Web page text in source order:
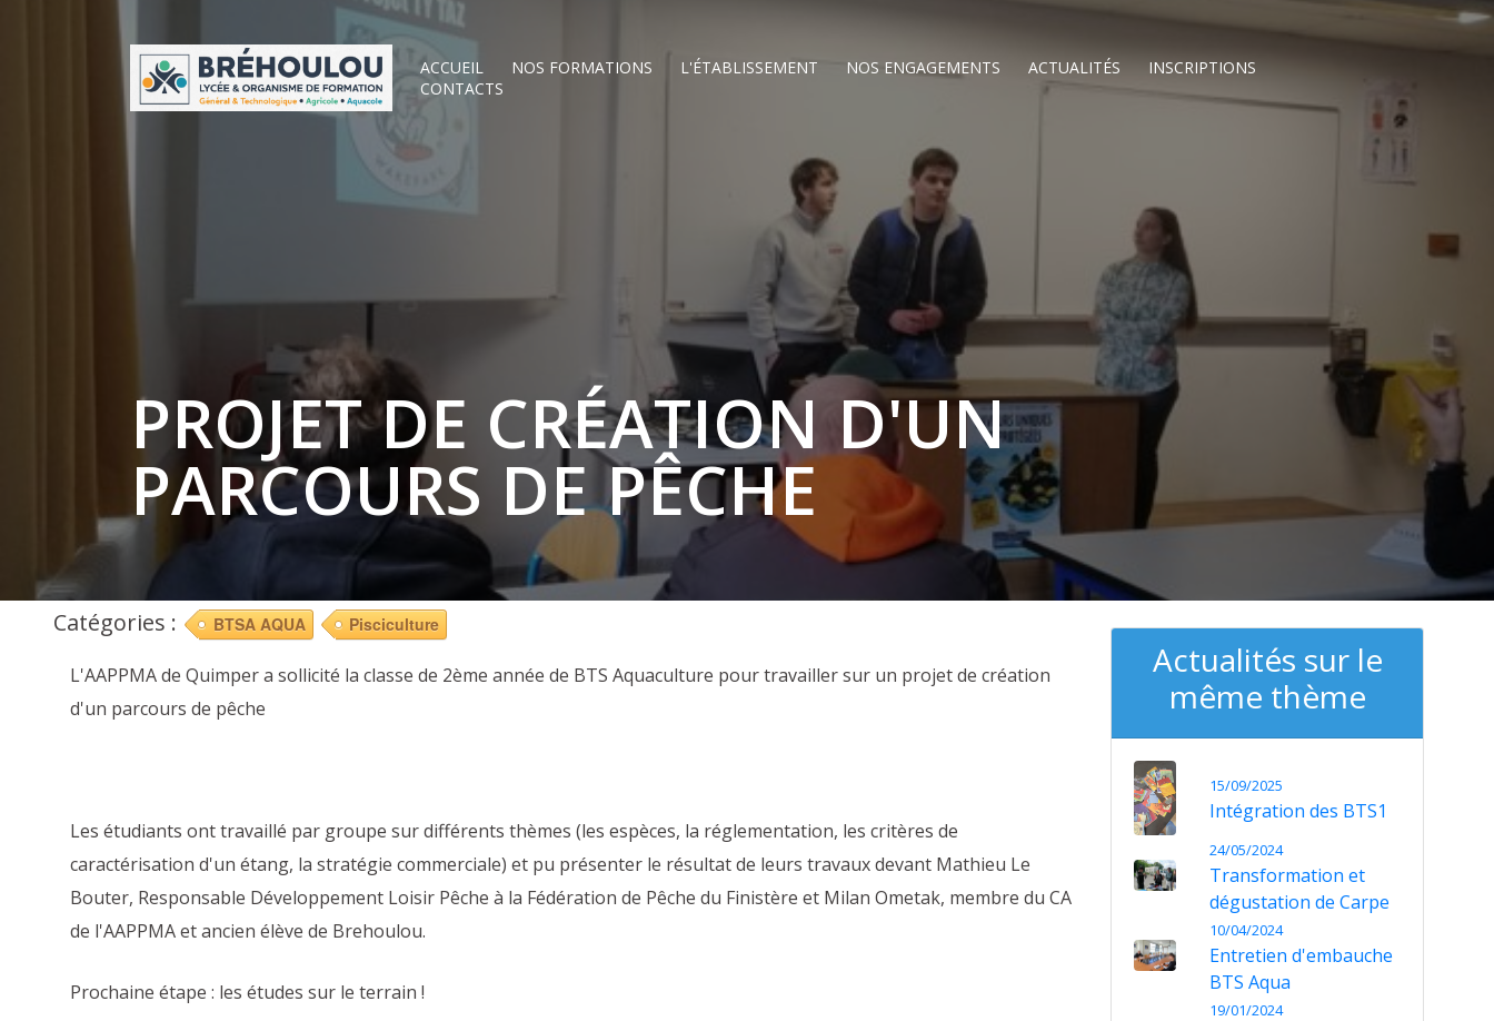
ACCUEIL NOS FORMATIONS L'ÉTABLISSEMENT NOS ENGAGEMENTS ACTUALITÉS
INSCRIPTIONS
CONTACTS
PROJET DE CRÉATION D'UN
PARCOURS DE PÊCHE
Catégories : BTSA AQUA Pisciculture
L'AAPPMA de Quimper a sollicité la classe de 2ème année de BTS Aquaculture pour travailler sur un projet de création
d'un parcours de pêche
Les étudiants ont travaillé par groupe sur différents thèmes (les espèces, la réglementation, les critères de
caractérisation d'un étang, la stratégie commerciale) et pu présenter le résultat de leurs travaux devant Mathieu Le
Bouter, Responsable Développement Loisir Pêche à la Fédération de Pêche du Finistère et Milan Ometak, membre du CA
de l'AAPPMA et ancien élève de Brehoulou.
Prochaine étape : les études sur le terrain !
Actualités sur le
même thème
15/09/2025
Intégration des BTS1
24/05/2024
Transformation et
dégustation de Carpe
10/04/2024
Entretien d'embauche
BTS Aqua
19/01/2024